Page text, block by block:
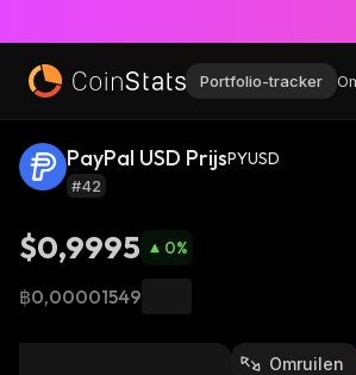
Portfolio-tracker
PayPal USD PrijsPYUSD
#42
$0,9995 0%
฿0,00001549
Omruilen